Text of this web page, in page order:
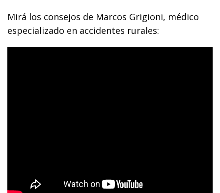
Mirá los consejos de Marcos Grigioni, médico
especializado en accidentes rurales: